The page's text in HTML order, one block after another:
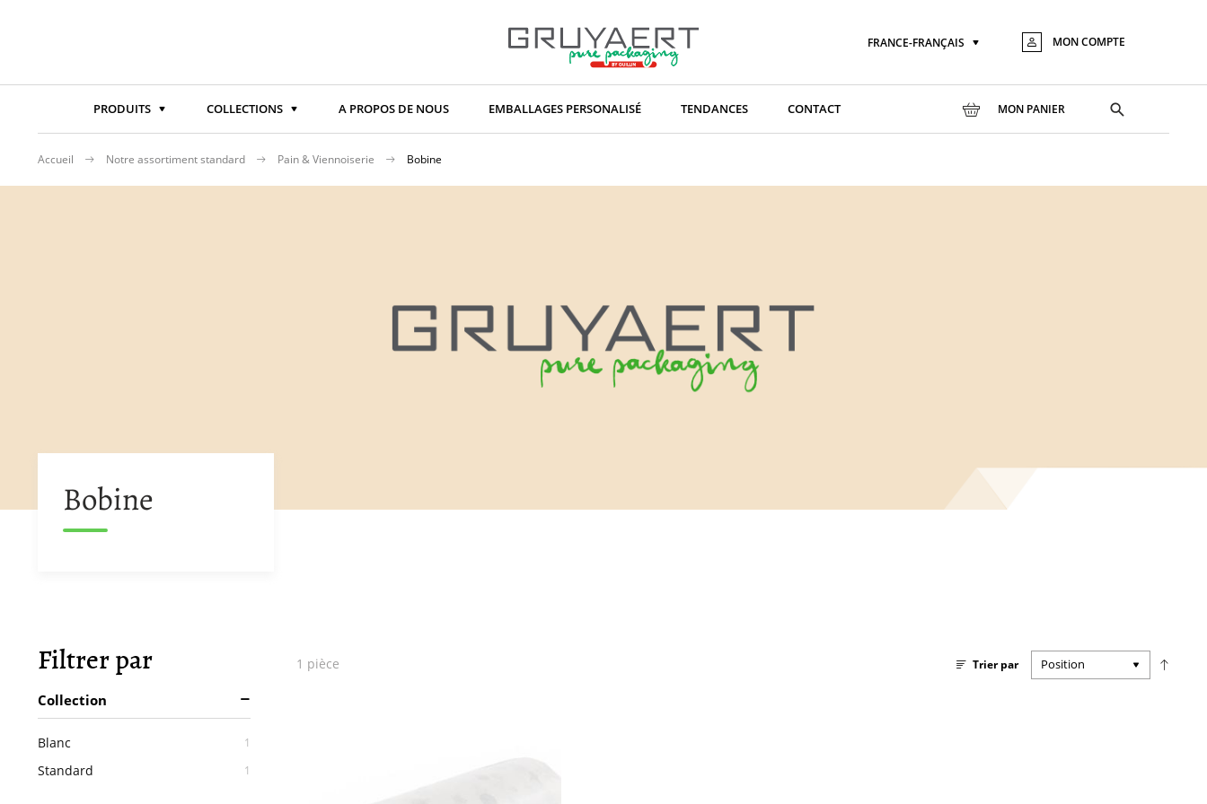
Langue
FRANCE-FRANÇAIS MON COMPTE
PRODUITS COLLECTIONS A PROPOS DE NOUS EMBALLAGES PERSONALISÉ TENDANCES CONTACT MON PANIER
Toggle
search
Accueil Notre assortiment standard Pain & Viennoiserie Bobine
Bobine
1 pièce Trier par
Filtrer par
Collection
Blanc 1
Standard 1